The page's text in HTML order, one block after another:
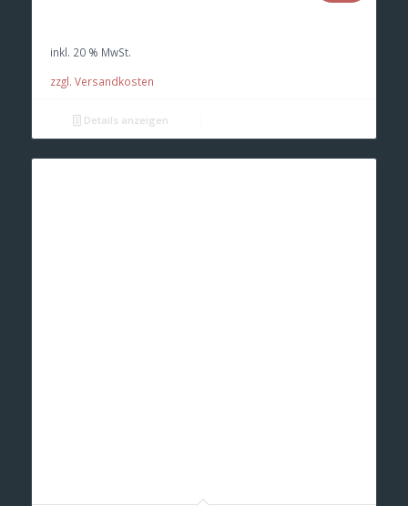
€ 105,00
inkl. 20 % MwSt.
zzgl. Versandkosten
Details anzeigen